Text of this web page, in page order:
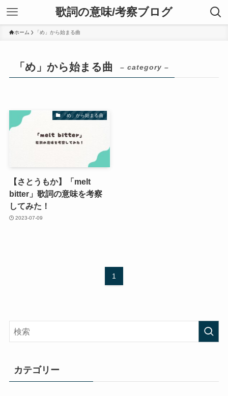
歌詞の意味/考察ブログ
ホーム 「め」から始まる曲
「め」から始まる曲 – category –
「め」から始まる曲
【さとうもか】「melt
bitter」歌詞の意味を考察
してみた！
2023-07-09
1
カテゴリー